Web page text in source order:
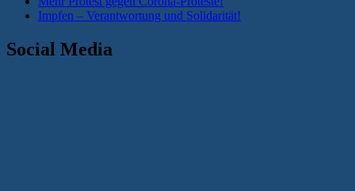
Impfen – Verantwortung und Solidarität!
Social Media